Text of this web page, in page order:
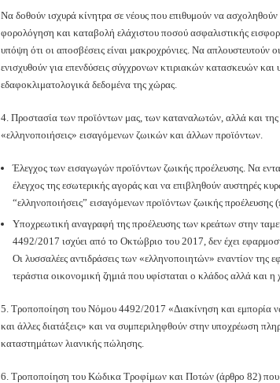
Να δοθούν ισχυρά κίνητρα σε νέους που επιθυμούν να
φορολόγηση και καταβολή ελάχιστου ποσού ασφαλιστικής
υπόψη ότι οι αποσβέσεις είναι μακροχρόνιες. Να απλουστευτούν
ενισχυθούν για επενδύσεις σύγχρονων κτιριακών κατασκευών
εδαφοκλιματολογικά δεδομένα της χώρας.
4. Προστασία των προϊόντων μας, των καταναλωτών, αλλά και της
«ελληνοποιήσεις» εισαγόμενων ζωικών και άλλων προϊόντων.
Έλεγχος των εισαγωγών προϊόντων ζωικής προέλευσης. Να
έλεγχος της εσωτερικής αγοράς και να επιβληθούν αυστηρές
“ελληνοποιήσεις” εισαγόμενων προϊόντων ζωικής προέλευσης
Υποχρεωτική αναγραφή της προέλευσης των κρεάτων στην
4492/2017 ισχύει από το Οκτώβριο του 2017, δεν έχει
Οι λυσσαλέες αντιδράσεις των «ελληνοποιητών» εναντίον της
τεράστια οικονομική ζημιά που υφίσταται ο κλάδος αλλά και η
5. Τροποποίηση του Νόμου 4492/2017 «Διακίνηση και εμπορία
και άλλες διατάξεις» και να συμπεριληφθούν στην υποχρέωση
καταστημάτων λιανικής πώλησης.
6. Τροποποίηση του Κώδικα Τροφίμων και Ποτών (άρθρο 82) που